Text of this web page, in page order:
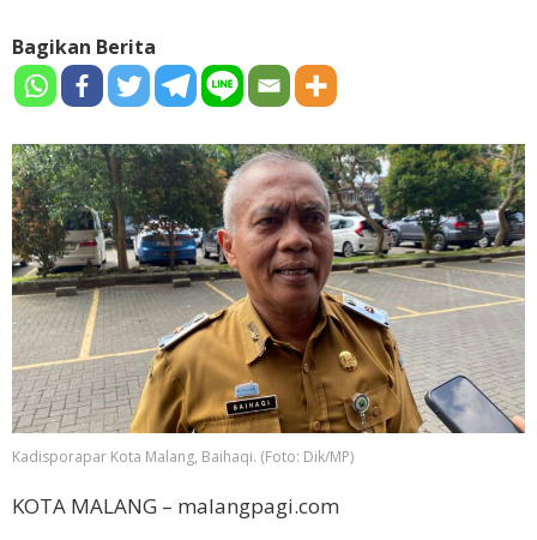
Bagikan Berita
Kadisporapar Kota Malang, Baihaqi. (Foto: Dik/MP)
KOTA MALANG – malangpagi.com